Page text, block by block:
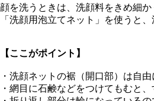
顔を洗うときは、洗顔料をきめ細
「洗顔用泡立てネット」を使うと
【ここがポイント】
・洗顔ネットの裾（開口部）は自
・網目に石鹸などをつけてもむと